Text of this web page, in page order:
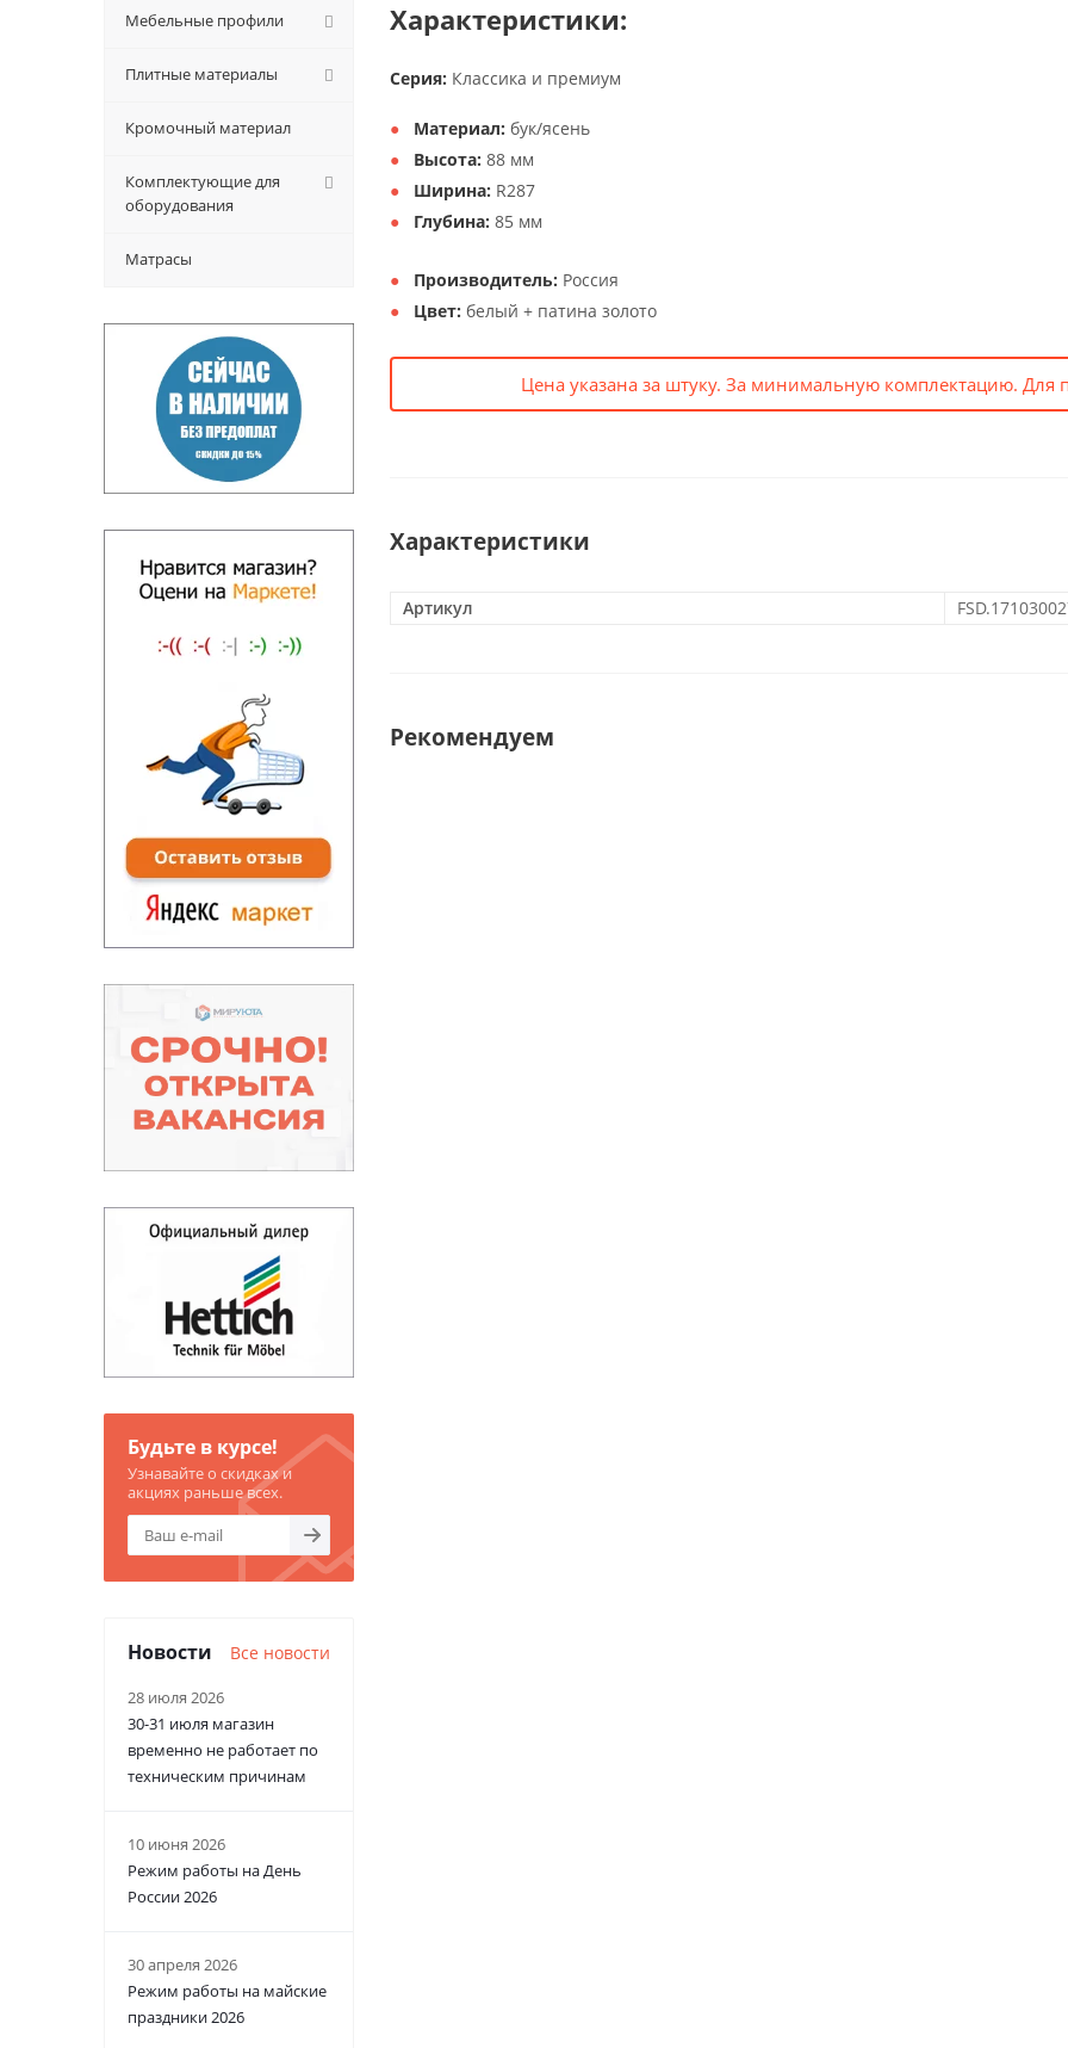
Характеристики:
Серия: Классика и премиум
Материал: бук/ясень
Высота: 88 мм
Ширина: R287
Глубина: 85 мм
Производитель: Россия
Цвет: белый + патина золото
Цена указана за штуку. За минимальную комплектацию. Для
Характеристики
Артикул
Рекомендуем
Мебельные профили
Плитные материалы
Кромочный материал
Комплектующие для
оборудования
Матрасы
Будьте в курсе!
Узнавайте о скидках и
акциях раньше всех.
Новости Все новости
28 июля 2026
30-31 июля магазин
временно не работает по
техническим причинам
10 июня 2026
Режим работы на День
России 2026
30 апреля 2026
Режим работы на майские
праздники 2026